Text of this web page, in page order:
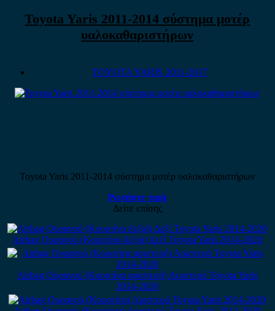
Toyota Yaris 2011-2014 σύστημα μοτέρ
υαλοκαθαριστήρων
TOYOTA YARIS 2011-2017
Toyota Yaris 2011-2014 σύστημα μοτέρ υαλοκαθαριστήρων
Ρωτήστε τιμή
Δείτε επίσης
Airbag Ουρανού (Κουρτίνα δεξιά) Δεξί Toyota Yaris 2014-2020
Airbag Ουρανού (Κουρτίνα αριστερή) Αριστερό Toyota Yaris
2014-2020